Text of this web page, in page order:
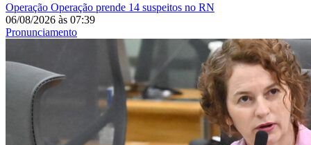
Operação Operação prende 14 suspeitos no RN
06/08/2026 às 07:39
Pronunciamento